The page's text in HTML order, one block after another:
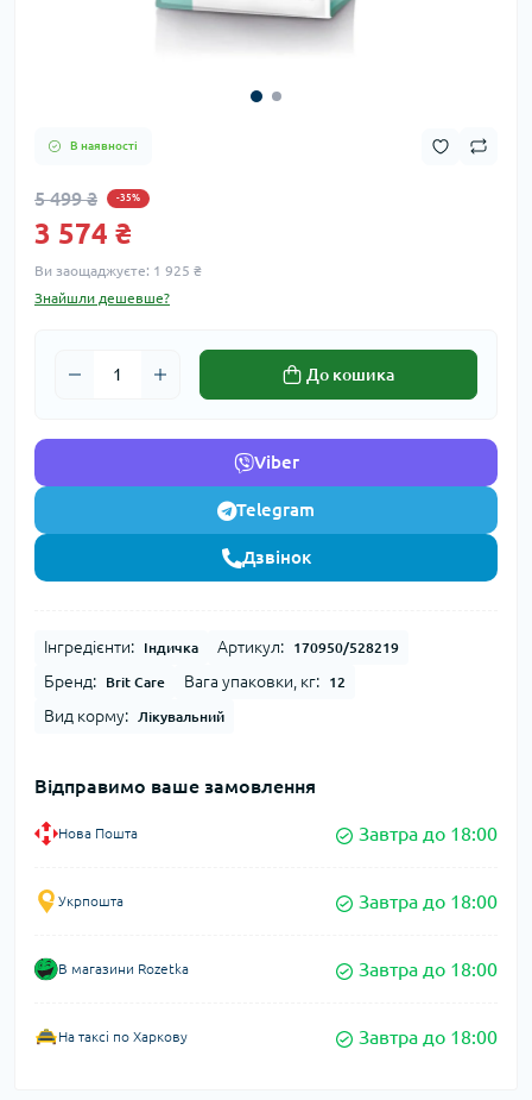
В наявності
5 499 ₴ -35%
3 574 ₴
Ви заощаджуєте: 1 925 ₴
Знайшли дешевше?
До кошика
Viber
Telegram
Дзвінок
Інгредієнти: Індичка Артикул: 170950/528219
Бренд: Brit Care Вага упаковки, кг: 12
Вид корму: Лікувальний
Відправимо ваше замовлення
Нова Пошта Завтра до 18:00
Укрпошта Завтра до 18:00
В магазини Rozetka Завтра до 18:00
На таксі по Харкову Завтра до 18:00